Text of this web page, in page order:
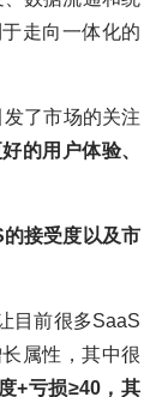
走向一体化的
了市场的关注
的用户体验、
接受度以及市
目前很多SaaS
属性，其中很
+亏损≥40，其